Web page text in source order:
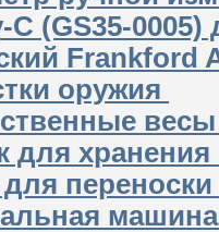
(GS35-
оружия
для